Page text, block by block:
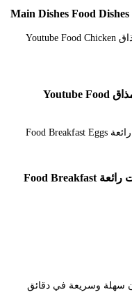
2 اكلة خفيفة بالدجاج سهلة ورااااائعة المذاق Youtube Food
فطور صباحي سهل و سريع ب 6 وصفات رائعة Food Breakfast